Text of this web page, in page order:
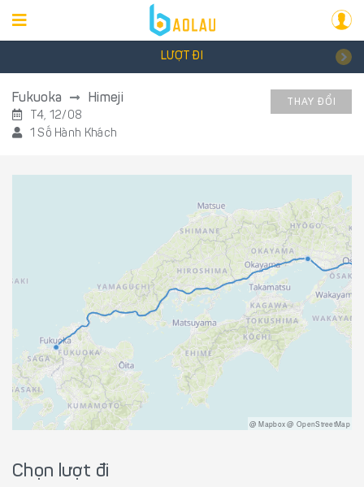
LƯỢT ĐI
Fukuoka Himeji
T4, 12/08
1 Số Hành Khách
THAY ĐỔI
@ Mapbox @ OpenStreetMap
Chọn lượt đi